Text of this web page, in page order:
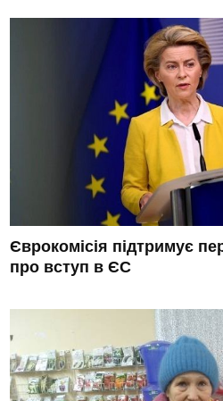
Єврокомісія підтримує
про вступ в ЄС